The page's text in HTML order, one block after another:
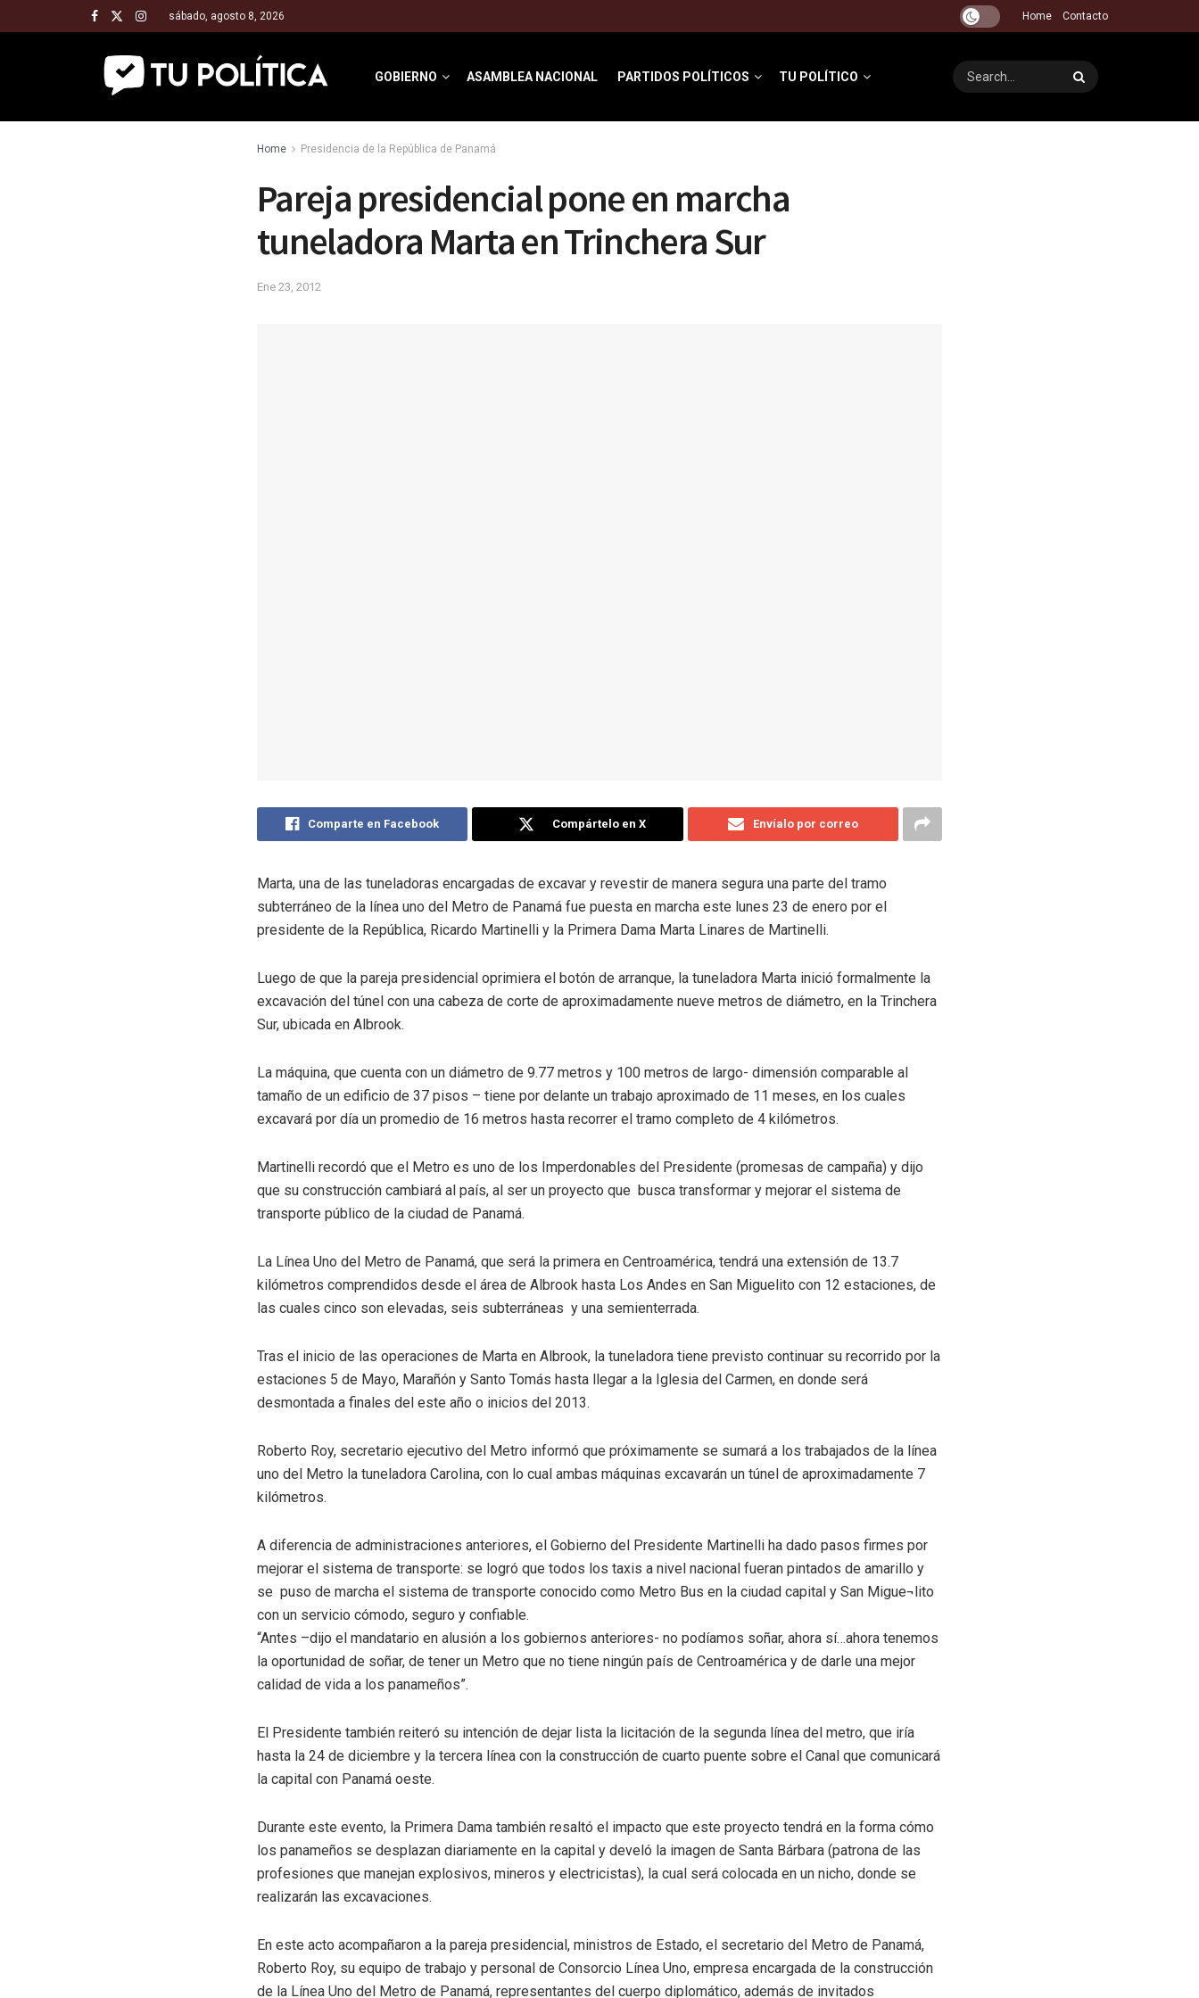
sábado, agosto 8, 2026 Home Contacto
GOBIERNO ASAMBLEA NACIONAL PARTIDOS POLÍTICOS TU POLÍTICO
Home Presidencia de la República de Panamá
Pareja presidencial pone en marcha
tuneladora Marta en Trinchera Sur
Ene 23, 2012
Comparte en Facebook Compártelo en X Envíalo por correo
Marta, una de las tuneladoras encargadas de excavar y revestir de manera segura una parte del tramo
subterráneo de la línea uno del Metro de Panamá fue puesta en marcha este lunes 23 de enero por el
presidente de la República, Ricardo Martinelli y la Primera Dama Marta Linares de Martinelli.
Luego de que la pareja presidencial oprimiera el botón de arranque, la tuneladora Marta inició formalmente la
excavación del túnel con una cabeza de corte de aproximadamente nueve metros de diámetro, en la Trinchera
Sur, ubicada en Albrook.
La máquina, que cuenta con un diámetro de 9.77 metros y 100 metros de largo- dimensión comparable al
tamaño de un edificio de 37 pisos – tiene por delante un trabajo aproximado de 11 meses, en los cuales
excavará por día un promedio de 16 metros hasta recorrer el tramo completo de 4 kilómetros.
Martinelli recordó que el Metro es uno de los Imperdonables del Presidente (promesas de campaña) y dijo
que su construcción cambiará al país, al ser un proyecto que busca transformar y mejorar el sistema de
transporte público de la ciudad de Panamá.
La Línea Uno del Metro de Panamá, que será la primera en Centroamérica, tendrá una extensión de 13.7
kilómetros comprendidos desde el área de Albrook hasta Los Andes en San Miguelito con 12 estaciones, de
las cuales cinco son elevadas, seis subterráneas y una semienterrada.
Tras el inicio de las operaciones de Marta en Albrook, la tuneladora tiene previsto continuar su recorrido por la
estaciones 5 de Mayo, Marañón y Santo Tomás hasta llegar a la Iglesia del Carmen, en donde será
desmontada a finales del este año o inicios del 2013.
Roberto Roy, secretario ejecutivo del Metro informó que próximamente se sumará a los trabajados de la línea
uno del Metro la tuneladora Carolina, con lo cual ambas máquinas excavarán un túnel de aproximadamente 7
kilómetros.
A diferencia de administraciones anteriores, el Gobierno del Presidente Martinelli ha dado pasos firmes por
mejorar el sistema de transporte: se logró que todos los taxis a nivel nacional fueran pintados de amarillo y
se puso de marcha el sistema de transporte conocido como Metro Bus en la ciudad capital y San Migue¬lito
con un servicio cómodo, seguro y confiable.
“Antes –dijo el mandatario en alusión a los gobiernos anteriores- no podíamos soñar, ahora sí…ahora tenemos
la oportunidad de soñar, de tener un Metro que no tiene ningún país de Centroamérica y de darle una mejor
calidad de vida a los panameños”.
El Presidente también reiteró su intención de dejar lista la licitación de la segunda línea del metro, que iría
hasta la 24 de diciembre y la tercera línea con la construcción de cuarto puente sobre el Canal que comunicará
la capital con Panamá oeste.
Durante este evento, la Primera Dama también resaltó el impacto que este proyecto tendrá en la forma cómo
los panameños se desplazan diariamente en la capital y develó la imagen de Santa Bárbara (patrona de las
profesiones que manejan explosivos, mineros y electricistas), la cual será colocada en un nicho, donde se
realizarán las excavaciones.
En este acto acompañaron a la pareja presidencial, ministros de Estado, el secretario del Metro de Panamá,
Roberto Roy, su equipo de trabajo y personal de Consorcio Línea Uno, empresa encargada de la construcción
de la Línea Uno del Metro de Panamá, representantes del cuerpo diplomático, además de invitados